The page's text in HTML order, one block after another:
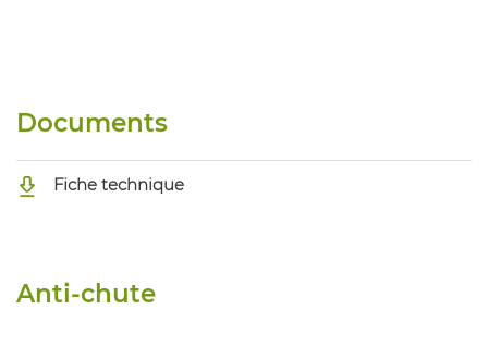
Documents
Fiche technique
Anti-chute